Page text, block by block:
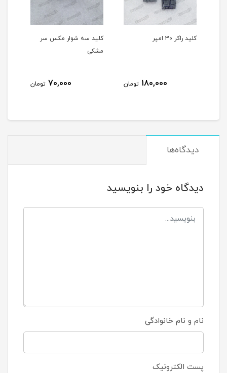
تومان
کلید سه شوار مکس سر
کلید سشوار مکس
دیدگاه‌ها
دیدگاه خود را بنویسید
نام و نام خانوادگی
پست الکترونیک